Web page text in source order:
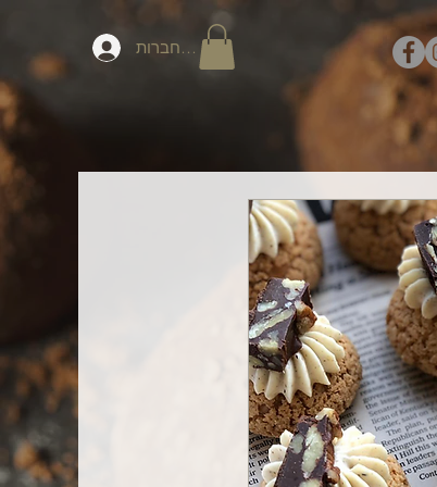
להתחברות